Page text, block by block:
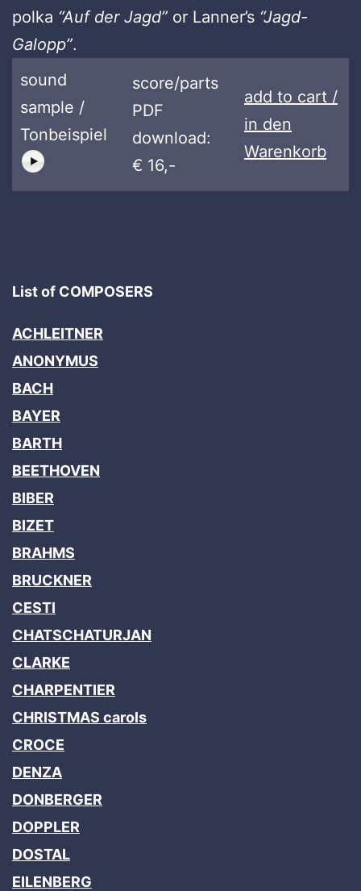
polka “Auf der Jagd” or Lanner’s “Jagd-
Galopp”.
sound
sample /
Tonbeispiel
score/parts
PDF
download:
€ 16,-
add to cart /
in den
Warenkorb
List of COMPOSERS
ACHLEITNER
ANONYMUS
BACH
BAYER
BARTH
BEETHOVEN
BIBER
BIZET
BRAHMS
BRUCKNER
CESTI
CHATSCHATURJAN
CLARKE
CHARPENTIER
CHRISTMAS carols
CROCE
DENZA
DONBERGER
DOPPLER
DOSTAL
EILENBERG